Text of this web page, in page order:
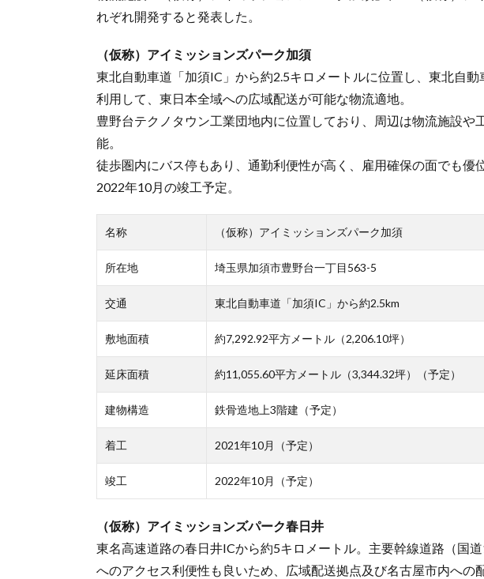
れぞれ開発すると発表した。
（仮称）アイミッションズパーク加須
東北自動車道「加須IC」から約2.5キロメートルに位置し、東北自
利用して、東日本全域への広域配送が可能な物流適地。
豊野台テクノタウン工業団地内に位置しており、周辺は物流施設や
能。
徒歩圏内にバス停もあり、通勤利便性が高く、雇用確保の面でも優
2022年10月の竣工予定。
名称 （仮称）アイミッションズパーク加須
所在地 埼玉県加須市豊野台一丁目563-5
交通 東北自動車道「加須IC」から約2.5km
敷地面積 約7,292.92平方メートル（2,206.10坪）
延床面積 約11,055.60平方メートル（3,344.32坪）（予定）
建物構造 鉄骨造地上3階建（予定）
着工 2021年10月（予定）
竣工 2022年10月（予定）
（仮称）アイミッションズパーク春日井
東名高速道路の春日井ICから約5キロメートル。主要幹線道路（国
へのアクセス利便性も良いため、広域配送拠点及び名古屋市内への